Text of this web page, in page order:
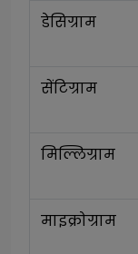
डेसिग्राम
सेंटिग्राम
मिल्लिग्राम
माइक्रोग्राम